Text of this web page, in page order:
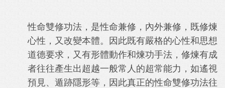
性命雙修功法，是性命兼修，內外兼修，既修煉
心性，又改變本體。因此既有嚴格的心性和思想
道德要求，又有形體動作和煉功手法，修煉有成
者往往產生出超越一般常人的超常能力，如遙視
預見、遁跡隱形等，因此真正的性命雙修功法往